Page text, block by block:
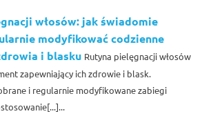
włosów: jak świadomie
modyfikować codzienne
i blasku Rutyna pielęgnacji włosów
zapewniający ich zdrowie i blask.
i regularnie modyfikowane zabiegi